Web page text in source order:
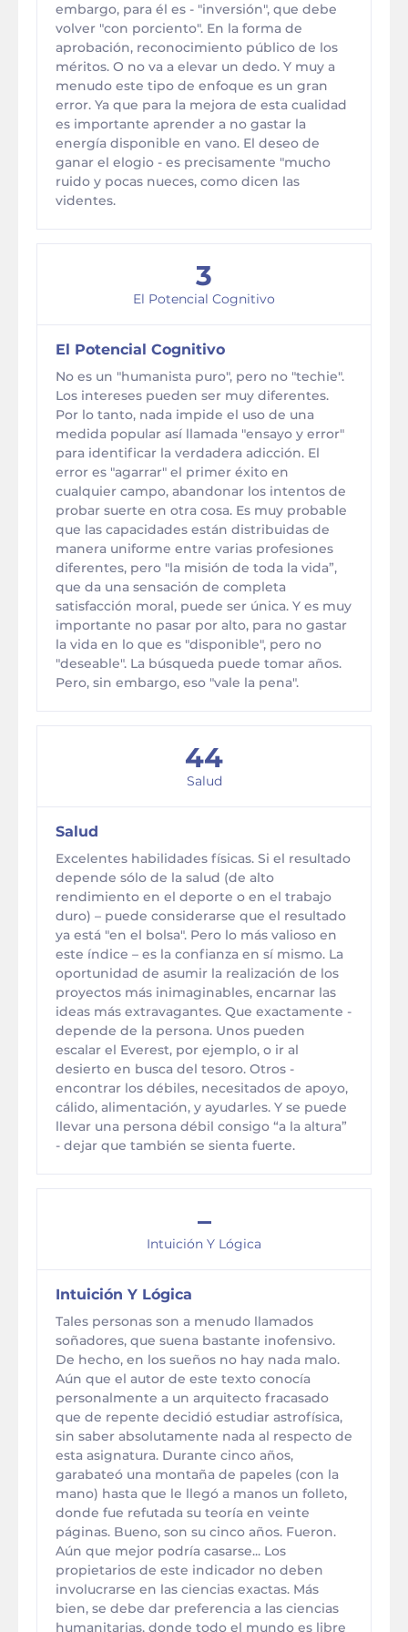
embargo, para él es - "inversión", que debe
volver "con porciento". En la forma de
aprobación, reconocimiento público de los
méritos. O no va a elevar un dedo. Y muy a
menudo este tipo de enfoque es un gran
error. Ya que para la mejora de esta cualidad
es importante aprender a no gastar la
energía disponible en vano. El deseo de
ganar el elogio - es precisamente "mucho
ruido y pocas nueces, como dicen las
videntes.
3
El Potencial Cognitivo
El Potencial Cognitivo
No es un "humanista puro", pero no "techie".
Los intereses pueden ser muy diferentes.
Por lo tanto, nada impide el uso de una
medida popular así llamada "ensayo y error"
para identificar la verdadera adicción. El
error es "agarrar" el primer éxito en
cualquier campo, abandonar los intentos de
probar suerte en otra cosa. Es muy probable
que las capacidades están distribuidas de
manera uniforme entre varias profesiones
diferentes, pero "la misión de toda la vida”,
que da una sensación de completa
satisfacción moral, puede ser única. Y es muy
importante no pasar por alto, para no gastar
la vida en lo que es "disponible", pero no
"deseable". La búsqueda puede tomar años.
Pero, sin embargo, eso "vale la pena".
44
Salud
Salud
Excelentes habilidades físicas. Si el resultado
depende sólo de la salud (de alto
rendimiento en el deporte o en el trabajo
duro) – puede considerarse que el resultado
ya está "en el bolsa". Pero lo más valioso en
este índice – es la confianza en sí mismo. La
oportunidad de asumir la realización de los
proyectos más inimaginables, encarnar las
ideas más extravagantes. Que exactamente -
depende de la persona. Unos pueden
escalar el Everest, por ejemplo, o ir al
desierto en busca del tesoro. Otros -
encontrar los débiles, necesitados de apoyo,
cálido, alimentación, y ayudarles. Y se puede
llevar una persona débil consigo “a la altura”
- dejar que también se sienta fuerte.
–
Intuición Y Lógica
Intuición Y Lógica
Tales personas son a menudo llamados
soñadores, que suena bastante inofensivo.
De hecho, en los sueños no hay nada malo.
Aún que el autor de este texto conocía
personalmente a un arquitecto fracasado
que de repente decidió estudiar astrofísica,
sin saber absolutamente nada al respecto de
esta asignatura. Durante cinco años,
garabateó una montaña de papeles (con la
mano) hasta que le llegó a manos un folleto,
donde fue refutada su teoría en veinte
páginas. Bueno, son su cinco años. Fueron.
Aún que mejor podría casarse... Los
propietarios de este indicador no deben
involucrarse en las ciencias exactas. Más
bien, se debe dar preferencia a las ciencias
humanitarias, donde todo el mundo es libre